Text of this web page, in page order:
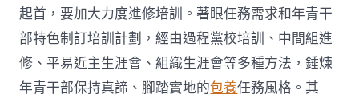
起首，要加大力度進修培訓。著眼任務需求和年青干
部特色制訂培訓計劃，經由過程黨校培訓、中間組進
修、平易近主生涯會、組織生涯會等多種方法，錘煉
年青干部保持真諦、腳踏實地的包養任務風格。其